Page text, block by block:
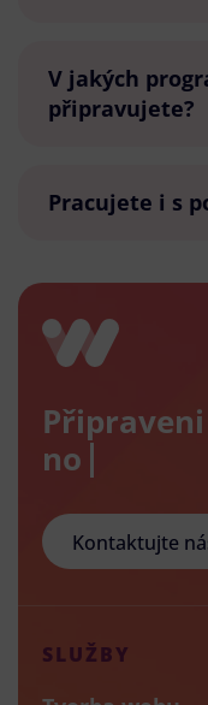
V jakých
připravujete?
Pracujete i s
nový e
Kontaktujte
SLUŽBY